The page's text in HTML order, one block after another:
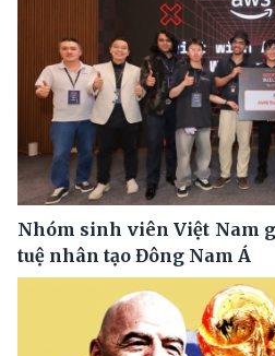
Nhóm sinh viên Việt Nam
tuệ nhân tạo Đông Nam Á